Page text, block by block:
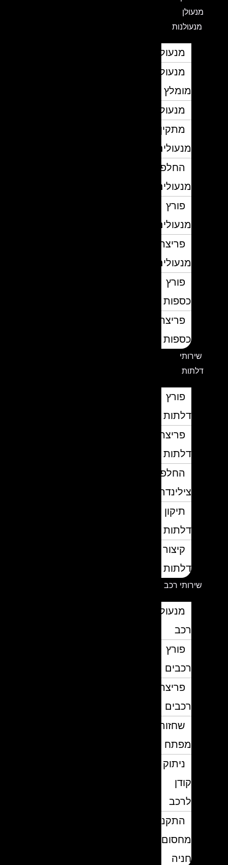
מנעולן
מנעולנות
מנעולן
מנעולן
מומלץ
מנעולנים
מתקין
מנעולים
החלפת
מנעולים
פורץ
מנעולים
פריצת
מנעולים
פורץ
כספות
פריצת
כספות
שירותי
דלתות
פורץ
דלתות
פריצת
דלתות
החלפת
צילינדרים
תיקון
דלתות
קיצור
דלתות
שירותי רכב
מנעולן
פורץ
רכבים
פריצת
רכבים
שחזור
מפתח
ניתוק
לרכב
התקנת
מחסום
חניה